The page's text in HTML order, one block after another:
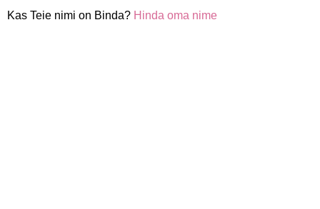
Kas Teie nimi on Binda? Hinda oma nime